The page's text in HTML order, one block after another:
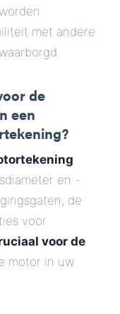
met andere
de
een
en -
de
voor
voor de
motor in uw